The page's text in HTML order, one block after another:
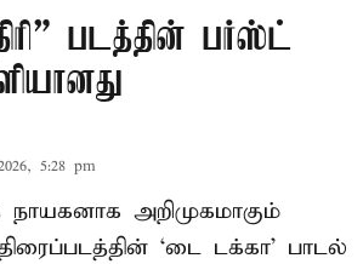
படத்தின் பர்ஸ்ட்
5:28 pm
நாயகனாக அறிமுகமாகும்
திரைப்படத்தின் ‘டை டக்கா’ பாடல்